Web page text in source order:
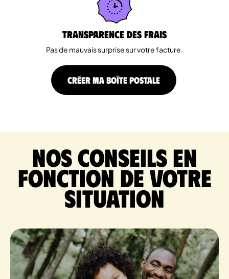
Transparence des Frais
Pas de mauvais surprise sur votre facture.
CRÉER MA BOÎTE POSTALE
Nos conseils en
fonction de votre
situation